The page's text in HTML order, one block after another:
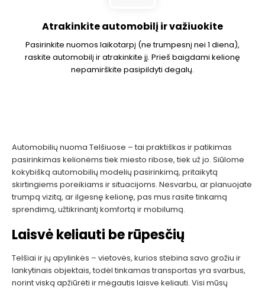
Atrakinkite automobilį ir važiuokite
Pasirinkite nuomos laikotarpį (ne trumpesnį nei 1 diena),
raskite automobilį ir atrakinkite jį. Prieš baigdami kelionę
nepamirškite pasipildyti degalų.
Automobilių nuoma Telšiuose – tai praktiškas ir patikimas
pasirinkimas kelionėms tiek miesto ribose, tiek už jo. Siūlome
kokybišką automobilių modelių pasirinkimą, pritaikytą
skirtingiems poreikiams ir situacijoms. Nesvarbu, ar planuojate
trumpą vizitą, ar ilgesnę kelionę, pas mus rasite tinkamą
sprendimą, užtikrinantį komfortą ir mobilumą.
Laisvė keliauti be rūpesčių
Telšiai ir jų apylinkės – vietovės, kurios stebina savo grožiu ir
lankytinais objektais, todėl tinkamas transportas yra svarbus,
norint viską apžiūrėti ir mėgautis laisve keliauti. Visi mūsų